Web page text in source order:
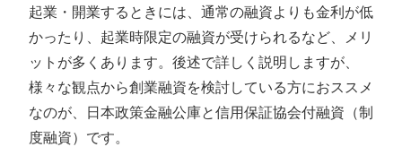
起業・開業するときには、通常の融資よりも金利が低
かったり、起業時限定の融資が受けられるなど、メリ
ットが多くあります。後述で詳しく説明しますが、
様々な観点から創業融資を検討している方におススメ
なのが、日本政策金融公庫と信用保証協会付融資（制
度融資）です。